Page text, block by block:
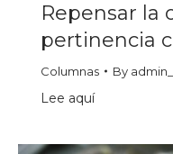
Repensar la
pertinencia
Columnas By
Lee aquí